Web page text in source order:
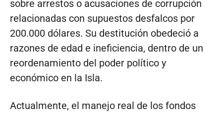
sobre arrestos o acusaciones de corrupción
relacionadas con supuestos desfalcos por
200.000 dólares. Su destitución obedeció a
razones de edad e ineficiencia, dentro de un
reordenamiento del poder político y
económico en la Isla.
Actualmente, el manejo real de los fondos